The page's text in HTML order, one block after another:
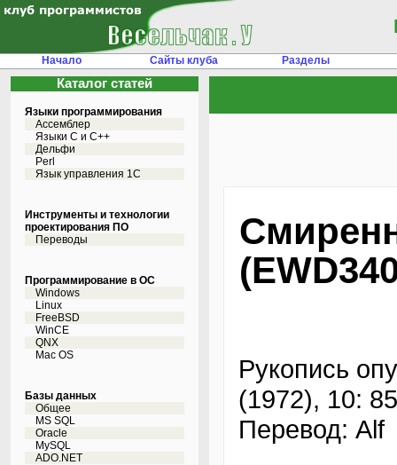
Начало Сайты клуба Разделы
Каталог статей
Языки программирования
Ассемблер
Языки С и C++
Дельфи
Perl
Язык управления 1С
Инструменты и технологии
проектирования ПО
Переводы
Программирование в ОС
Windows
Linux
FreeBSD
WinCE
QNX
Mac OS
Базы данных
Общее
MS SQL
Oracle
MySQL
ADO.NET
Рукопись
(1972), 10:
Перевод: Alf